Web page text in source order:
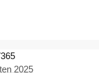
2025